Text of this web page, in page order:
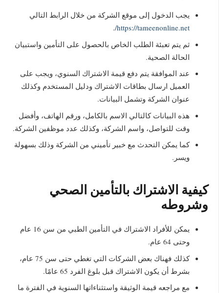
يجب الدخول إلى موقع الشركة من خلال الرابط التالي
https://tameenonline.net/
.
ثم يتم تعبئة الطلب الخاص بالحصول على التأمين واستبيان
الحالة الصحية.
عند الموافقة يتم دفع قيمة الاشتراك السنوي، ويجب على
العميل ارسال بطاقات الاشتراك ودليل المستخدم وكذلك
عنوان الشركة وتشمل البيانات.
هذه البيانات كالتالي الاسم بالكامل، ورقم الهاتف، وأفضل
وقت للتواصل، واسم الشركة، وكذلك عدد موظفين الشركة.
كما يمكن التحدث مع خبير تأميني من الشركة وذلك بسهولة
ويسر.
كيفية الاشتراك بالتأمين الصحي
وشروطه
يمكن للأفراد الاشتراك في التأمين الطبي من سن 16 عام
وحتى 64 عام.
كذلك فهناك بعض الشركات التي تغطي حتى سن 75 عام،
بشرط أن يكون الاشتراك قبل بلوغ الفرد 65 عامًا.
مع مراجعه قيمة الوثيقة واستثناءاتها السنوية في الفترة ما